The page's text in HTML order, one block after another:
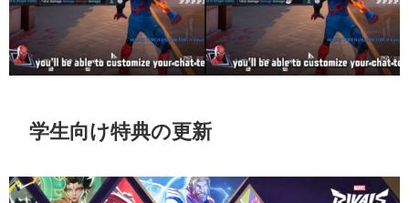
学生向け特典の更新